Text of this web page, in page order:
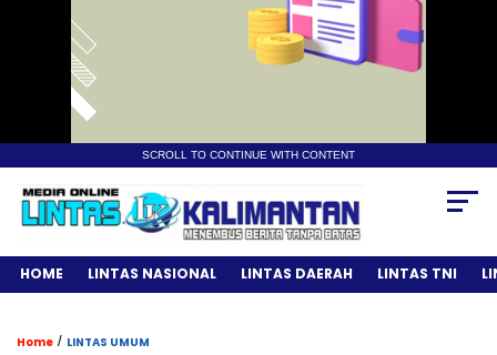
SCROLL TO CONTINUE WITH CONTENT
HOME LINTAS NASIONAL LINTAS DAERAH LINTAS TNI
Home / LINTAS UMUM